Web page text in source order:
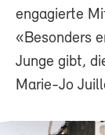
engagierte
«Besonders
Junge gibt,
Marie-Jo